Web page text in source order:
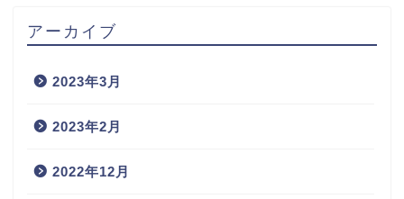
アーカイブ
2023年3月
2023年2月
2022年12月